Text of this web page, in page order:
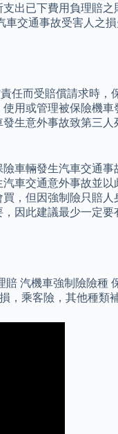
出已下費用負理賠
交通事故受害人之
任而受賠償請求時，
用或管理被保險機
生意外事故致第三
車輛發生汽車交通
車交通意外事故並
，但因強制險只賠
因此建議最少一定
汽機車強制險險種
，乘客險，其他種類